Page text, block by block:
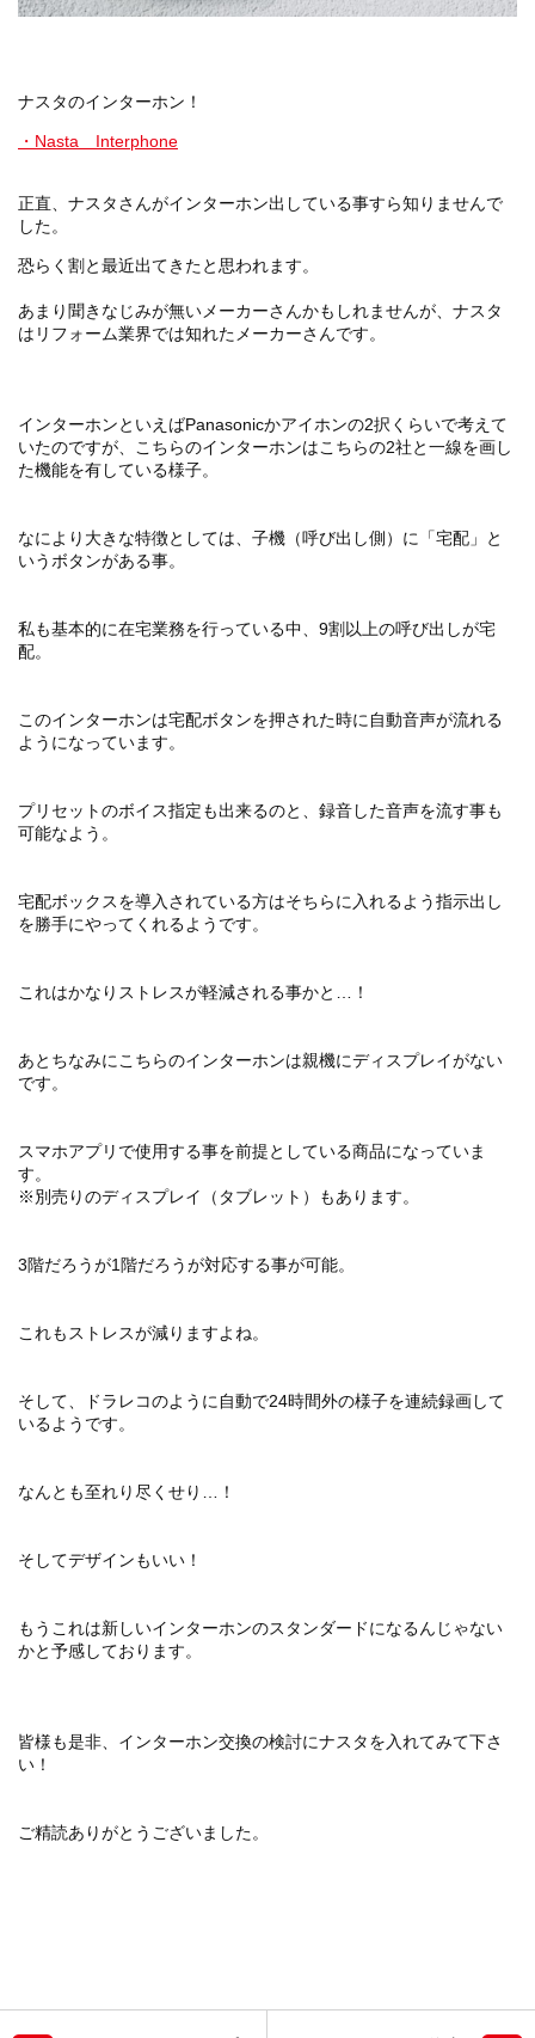
ナスタのインターホン！
・Nasta Interphone
正直、ナスタさんがインターホン出している事すら知りませんで
した。
恐らく割と最近出てきたと思われます。
あまり聞きなじみが無いメーカーさんかもしれませんが、ナスタ
はリフォーム業界では知れたメーカーさんです。
インターホンといえばPanasonicかアイホンの2択くらいで考えて
いたのですが、こちらのインターホンはこちらの2社と一線を画し
た機能を有している様子。
なにより大きな特徴としては、子機（呼び出し側）に「宅配」と
いうボタンがある事。
私も基本的に在宅業務を行っている中、9割以上の呼び出しが宅
配。
このインターホンは宅配ボタンを押された時に自動音声が流れる
ようになっています。
プリセットのボイス指定も出来るのと、録音した音声を流す事も
可能なよう。
宅配ボックスを導入されている方はそちらに入れるよう指示出し
を勝手にやってくれるようです。
これはかなりストレスが軽減される事かと…！
あとちなみにこちらのインターホンは親機にディスプレイがない
です。
スマホアプリで使用する事を前提としている商品になっていま
す。
※別売りのディスプレイ（タブレット）もあります。
3階だろうが1階だろうが対応する事が可能。
これもストレスが減りますよね。
そして、ドラレコのように自動で24時間外の様子を連続録画して
いるようです。
なんとも至れり尽くせり…！
そしてデザインもいい！
もうこれは新しいインターホンのスタンダードになるんじゃない
かと予感しております。
皆様も是非、インターホン交換の検討にナスタを入れてみて下さ
い！
ご精読ありがとうございました。